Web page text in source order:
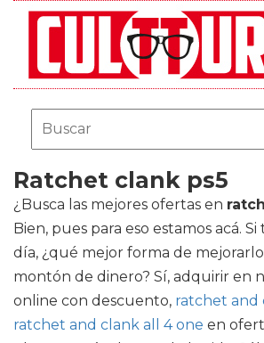
Ratchet clank ps5
¿Busca las mejores ofertas en
Bien, pues para eso estamos acá. Si
día, ¿qué mejor forma de
montón de dinero? Sí, adquirir en
online con descuento, ratchet and
ratchet and clank all 4 one en